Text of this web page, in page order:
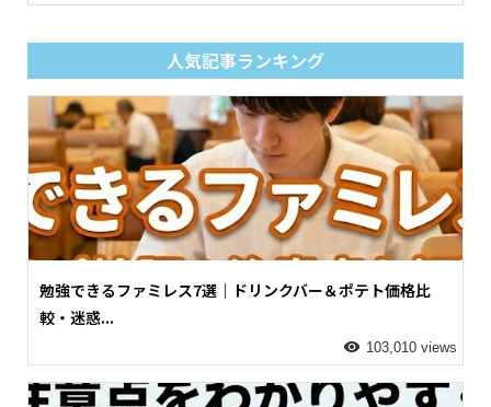
人気記事ランキング
勉強できるファミレス7選｜ドリンクバー＆ポテト価格比
較・迷惑...
103,010 views